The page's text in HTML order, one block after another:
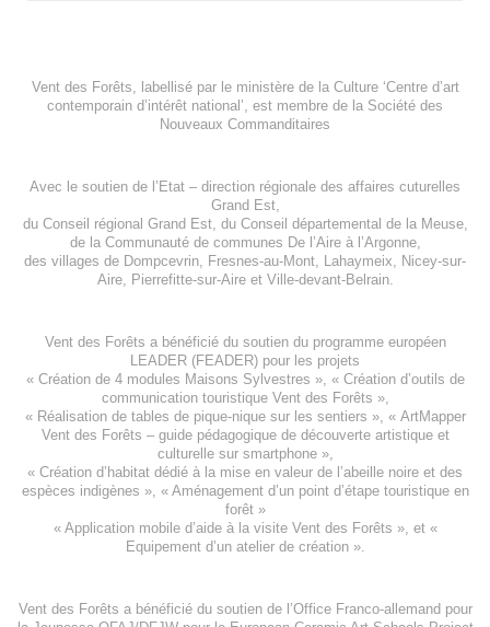
Vent des Forêts, labellisé par le ministère de la Culture ‘Centre d’art
contemporain d’intérêt national’, est membre de la Société des
Nouveaux Commanditaires
Avec le soutien de l’Etat – direction régionale des affaires cuturelles
Grand Est,
du Conseil régional Grand Est, du Conseil départemental de la Meuse,
de la Communauté de communes De l’Aire à l’Argonne,
des villages de Dompcevrin Fresnes-au-Mont Lahaymeix
Nicey-sur-
Aire, Pierrefitte-sur-Aireet Ville-devant-Belrain.
Vent des Forêts a bénéficié du soutien du programme européen
LEADER (FEADER) pour les projets
« Création de 4 modules Maisons Sylvestres », « Création d’outils de
communication touristique Vent des Forêts »,
« Réalisation de tables de pique-nique sur les sentiers », « ArtMapper
Vent des Forêts – guide pédagogique de découverte artistique et
culturelle sur smartphone »,
« Création d’habitat dédié à la mise en valeur de l’abeille noire et des
espèces indigènes », « Aménagement d’un point d’étape touristique en
forêt»
« Application mobile d’aide à la visite Vent des Forêts », et «
Equipement d’un atelier de création».
Vent des Forêts a bénéficié du soutien de l’Office Franco-allemand pour